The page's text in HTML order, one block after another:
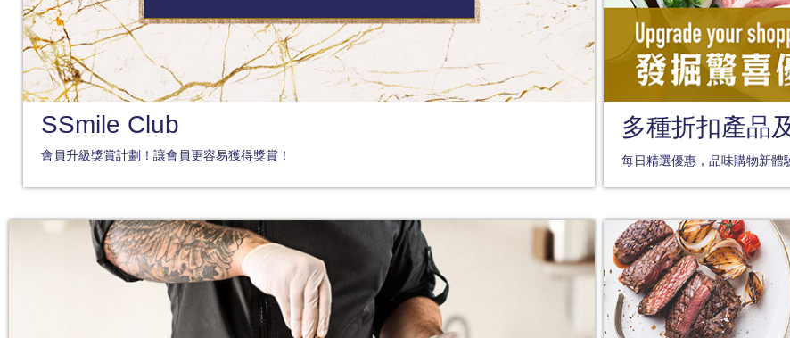
SSmile Club
會員升級獎賞計劃！讓會員更容易獲得獎賞！
多種折扣產品
每日精選優惠，品味購物新體